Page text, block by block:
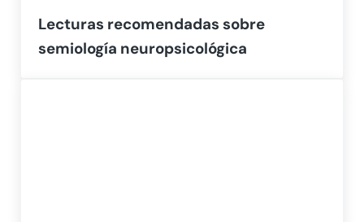
Lecturas recomendadas sobre
semiología neuropsicológica